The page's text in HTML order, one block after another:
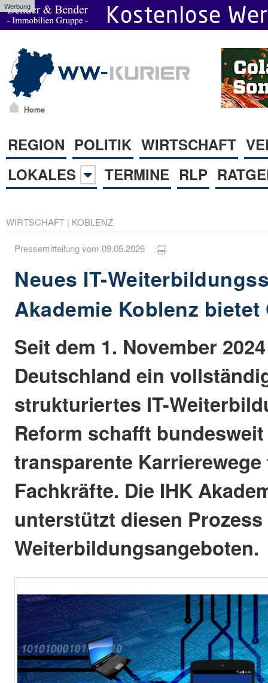
Werbung
Home
REGION POLITIK WIRTSCHAFT
LOKALES
TERMINE RLP
WIRTSCHAFT | KOBLENZ
Pressemitteilung vom 09.05.2026
Neues IT-
Akademie Koblenz
Seit dem 1. November
Deutschland ein
strukturiertes IT-
Reform schafft
transparente Karrierewege
Fachkräfte. Die IHK
unterstützt diesen
Weiterbildungsangeboten.